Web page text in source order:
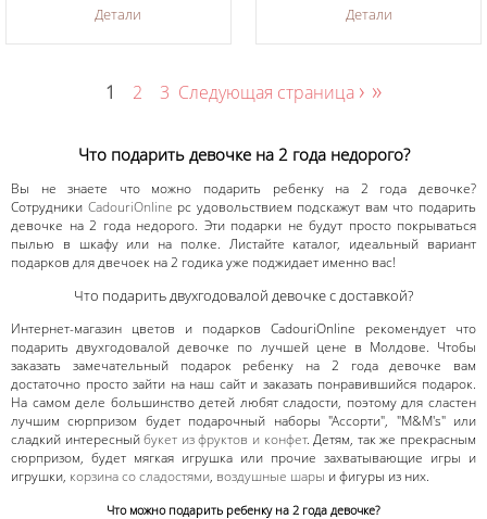
Детали Детали
1 2 3 Следующая страница › »
Что подарить девочке на 2 года недорого?
Вы не знаете что можно подарить ребенку на 2 года девочке?
Сотрудники CadouriOnline рс удовольствием подскажут вам что подарить
девочке на 2 года недорого. Эти подарки не будут просто покрываться
пылью в шкафу или на полке. Листайте каталог, идеальный вариант
подарков для двечоек на 2 годика уже поджидает именно вас!
Что подарить двухгодовалой девочке с доставкой?
Интернет-магазин цветов и подарков CadouriOnline рекомендует что
подарить двухгодовалой девочке по лучшей цене в Молдове. Чтобы
заказать замечательный подарок ребенку на 2 года девочке вам
достаточно просто зайти на наш сайт и заказать понравившийся подарок.
На самом деле большинство детей любят сладости, поэтому для сластен
лучшим сюрпризом будет подарочный наборы "Ассорти", "M&M's" или
сладкий интересныйбукет из фруктов и конфет. Детям, так же прекрасным
сюрпризом, будет мягкая игрушка или прочие захватывающие игры и
игрушки, корзина со сладостями, воздушные шары и фигуры из них.
Что можно подарить ребенку на 2 года девочке?